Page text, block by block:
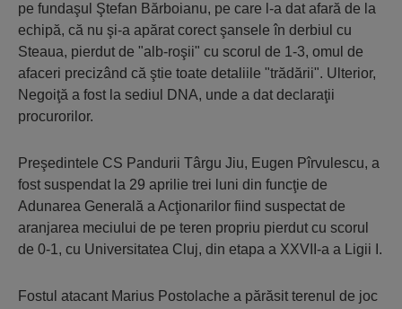
pe fundaşul Ştefan Bărboianu, pe care l-a dat afară de la
echipă, că nu şi-a apărat corect şansele în derbiul cu
Steaua, pierdut de "alb-roşii" cu scorul de 1-3, omul de
afaceri precizând că ştie toate detaliile "trădării". Ulterior,
Negoiţă a fost la sediul DNA, unde a dat declaraţii
procurorilor.
Preşedintele CS Pandurii Târgu Jiu, Eugen Pîrvulescu, a
fost suspendat la 29 aprilie trei luni din funcţie de
Adunarea Generală a Acţionarilor fiind suspectat de
aranjarea meciului de pe teren propriu pierdut cu scorul
de 0-1, cu Universitatea Cluj, din etapa a XXVII-a a Ligii I.
Fostul atacant Marius Postolache a părăsit terenul de joc